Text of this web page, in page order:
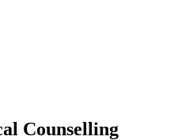
Counselling